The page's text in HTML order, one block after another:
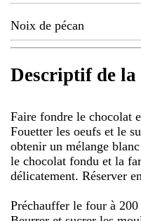
Noix de pécan
Descriptif de la
Faire fondre le chocolat
Fouetter les oeufs et le
obtenir un mélange
le chocolat fondu et la
délicatement. Réserver
Préchauffer le four à